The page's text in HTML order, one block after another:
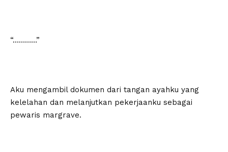
“…………”
Aku mengambil dokumen dari tangan ayahku yang
kelelahan dan melanjutkan pekerjaanku sebagai
pewaris margrave.